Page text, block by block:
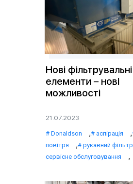
Нові фільтрувальні
елементи – нові
можливості
21.07.2023
Donaldson , аспірація ,
повітря
, рукавний фільтр
сервісне обслуговування ,